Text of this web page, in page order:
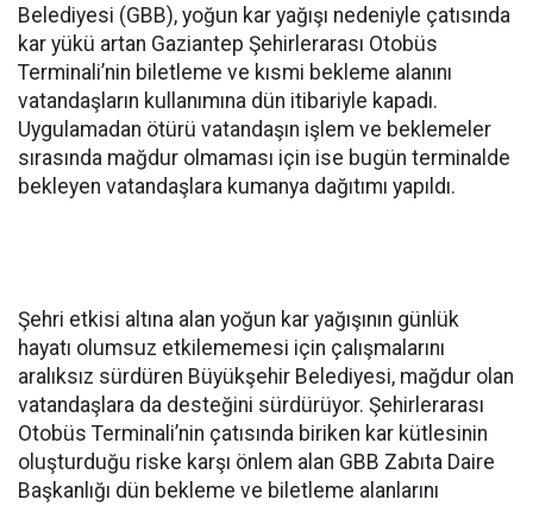
Belediyesi (GBB), yoğun kar yağışı nedeniyle çatısında
kar yükü artan Gaziantep Şehirlerarası Otobüs
Terminali’nin biletleme ve kısmi bekleme alanını
vatandaşların kullanımına dün itibariyle kapadı.
Uygulamadan ötürü vatandaşın işlem ve beklemeler
sırasında mağdur olmaması için ise bugün terminalde
bekleyen vatandaşlara kumanya dağıtımı yapıldı.
Şehri etkisi altına alan yoğun kar yağışının günlük
hayatı olumsuz etkilememesi için çalışmalarını
aralıksız sürdüren Büyükşehir Belediyesi, mağdur olan
vatandaşlara da desteğini sürdürüyor. Şehirlerarası
Otobüs Terminali’nin çatısında biriken kar kütlesinin
oluşturduğu riske karşı önlem alan GBB Zabıta Daire
Başkanlığı dün bekleme ve biletleme alanlarını